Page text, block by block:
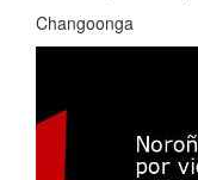
Changoonga